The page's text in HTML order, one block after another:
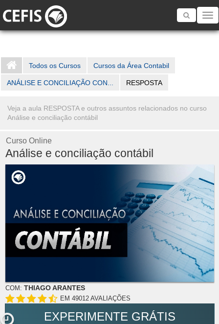
Toggle
Todos os Cursos Cursos da Área Contabil
ANÁLISE E CONCILIAÇÃO CON... RESPOSTA
Veja a aula RESPOSTA e outros assuntos relacionados no curso
Análise e conciliação contábil
Curso Online
Análise e conciliação contábil
COM: THIAGO ARANTES
EM 49012 AVALIAÇÕES
EXPERIMENTE GRÁTIS